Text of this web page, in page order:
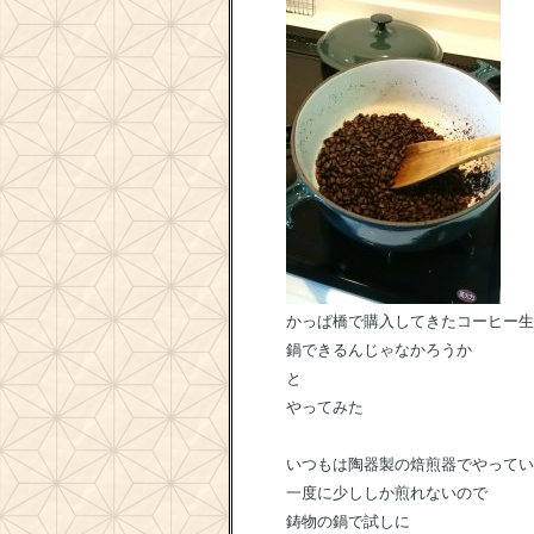
かっぱ橋で購入してきたコーヒー
鍋できるんじゃなかろうか
と
やってみた
いつもは陶器製の焙煎器でやって
一度に少ししか煎れないので
鋳物の鍋で試しに